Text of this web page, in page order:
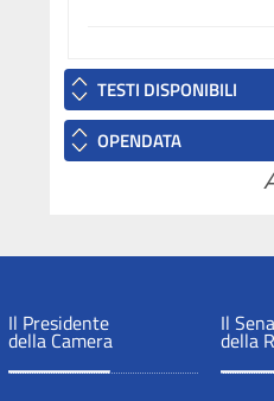
TESTI DISPONIBILI
OPENDATA
Il Presidente
della Camera
Il
della